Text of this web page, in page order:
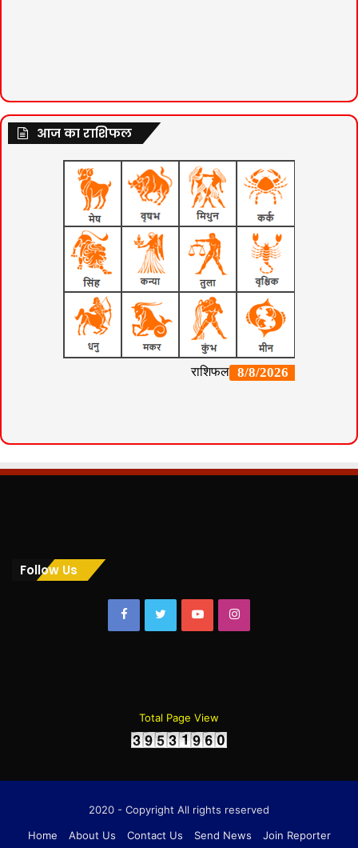
आज का राशिफल
Follow Us
FacebookTwitterYouTubeInstagram
Total Page View
2020 - Copyright All rights reserved
Home
About Us Contact Us Send News Join Reporter